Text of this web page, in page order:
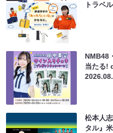
トラベ
NMB48
当たる!
松本人
タル』